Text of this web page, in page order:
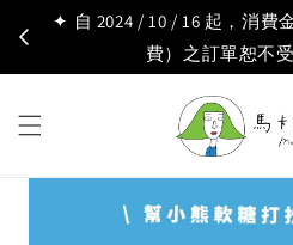
✦ 自 2024 / 10 / 16 起，消費
費）之訂單恕不